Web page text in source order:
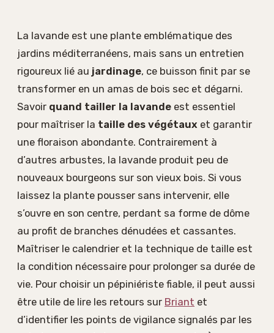
La lavande est une plante emblématique des
jardins méditerranéens, mais sans un entretien
rigoureux lié au jardinage, ce buisson finit par se
transformer en un amas de bois sec et dégarni.
Savoir quand tailler la lavande est essentiel
pour maîtriser la taille des végétaux et garantir
une floraison abondante. Contrairement à
d’autres arbustes, la lavande produit peu de
nouveaux bourgeons sur son vieux bois. Si vous
laissez la plante pousser sans intervenir, elle
s’ouvre en son centre, perdant sa forme de dôme
au profit de branches dénudées et cassantes.
Maîtriser le calendrier et la technique de taille est
la condition nécessaire pour prolonger sa durée de
vie. Pour choisir un pépiniériste fiable, il peut aussi
être utile de lire les retours sur Briant et
d’identifier les points de vigilance signalés par les